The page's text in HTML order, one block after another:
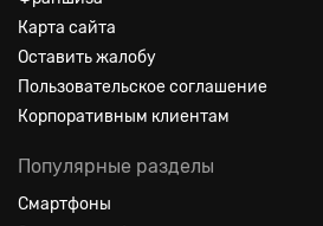
Карта сайта
Оставить жалобу
Пользовательское соглашение
Корпоративным клиентам
Популярные разделы
Смартфоны